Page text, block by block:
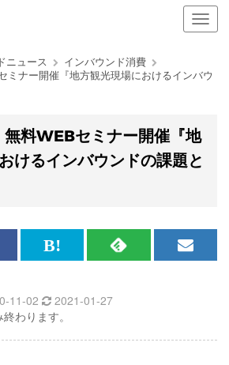
ナ
ビ
ー
シ
の
表
示
替
る
ニュース
インバウンド消費
ミナー開催『地方観光現場におけるインバウ
無料WEBセミナー開催『地
けるインバウンドの課題と
は
な
ブ
RSS
メ
11-02
2021-01-27
わります。